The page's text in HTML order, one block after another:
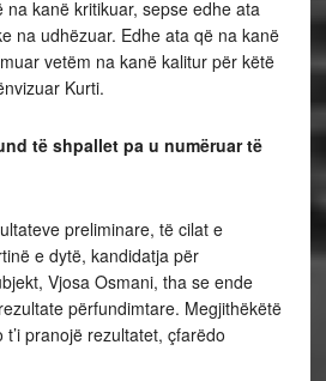
kanë kritikuar, sepse edhe ata
na udhëzuar. Edhe ata që na kanë
vetëm na kanë kalitur për këtë
Kurti.
të shpallet pa u numëruar të
preliminare, të cilat e
e dytë, kandidatja për
Vjosa Osmani, tha se ende
përfundimtare. Megjithëkëtë
pranojë rezultatet, çfarëdo